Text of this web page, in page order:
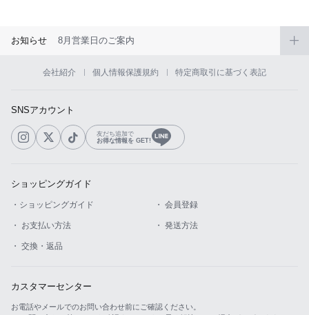
お知らせ 8月営業日のご案内
会社紹介 個人情報保護規約 特定商取引に基づく表記
SNSアカウント
友だち追加で
お得な情報を GET!
ショッピングガイド
・ショッピングガイド ・ 会員登録
・ お支払い方法 ・ 発送方法
・ 交換・返品
カスタマーセンター
お電話やメールでのお問い合わせ前にご確認ください。